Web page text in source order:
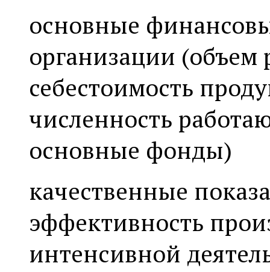
основные
организации
себестоимость
численность
основные фонды)
качественные
эффективность
интенсивной